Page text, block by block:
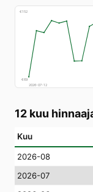
€152
€69
2026-07-12
12 kuu
Kuu
2026-08
2026-07